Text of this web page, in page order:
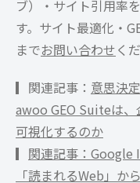
ブ）・サイト引用率
す。サイト最適化・
までお問い合わせく
▎関連記事： 意思決
awoo GEO Suiteは、
可視化するのか
▎ 関連記事：Google
「読まれるWeb」か